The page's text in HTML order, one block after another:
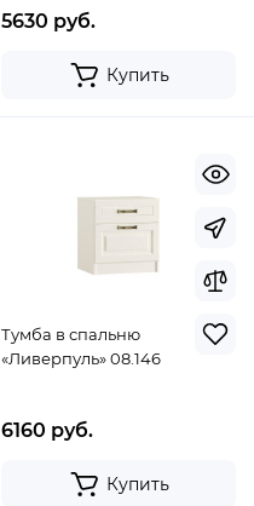
5630 руб.
Купить
Тумба в спальню
«Ливерпуль» 08.146
6160 руб.
Купить